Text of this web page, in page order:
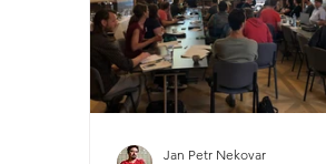
Jan Petr Nekovar